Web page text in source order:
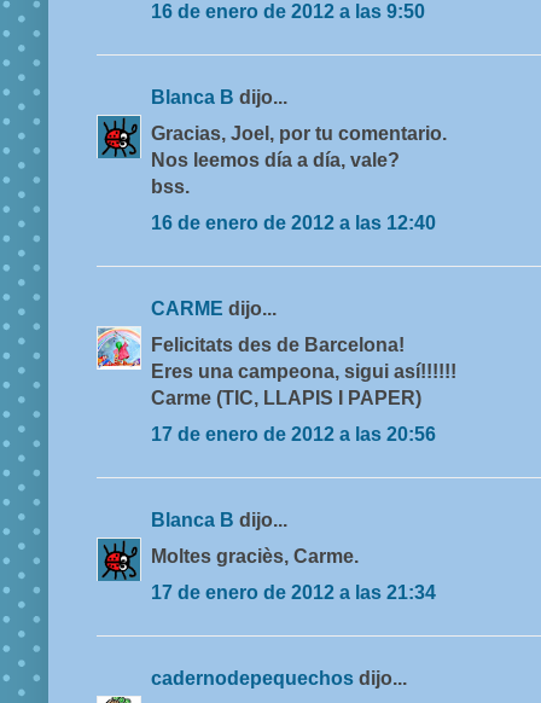
16 de enero de 2012 a las 9:50
Blanca B dijo...
Gracias, Joel, por tu comentario.
Nos leemos día a día, vale?
bss.
16 de enero de 2012 a las 12:40
CARME dijo...
Felicitats des de Barcelona!
Eres una campeona, sigui así!!!!!!
Carme (TIC, LLAPIS I PAPER)
17 de enero de 2012 a las 20:56
Blanca B dijo...
Moltes graciès, Carme.
17 de enero de 2012 a las 21:34
cadernodepequechos dijo...